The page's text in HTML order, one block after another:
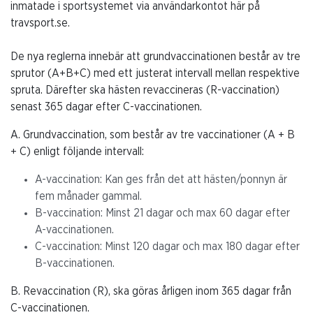
inmatade i sportsystemet via användarkontot här på
travsport.se.
De nya reglerna innebär att grundvaccinationen består av tre
sprutor (A+B+C) med ett justerat intervall mellan respektive
spruta. Därefter ska hästen revaccineras (R-vaccination)
senast 365 dagar efter C-vaccinationen.
A. Grundvaccination, som består av tre vaccinationer (A + B
+ C) enligt följande intervall:
A-vaccination: Kan ges från det att hästen/ponnyn är
fem månader gammal.
B-vaccination: Minst 21 dagar och max 60 dagar efter
A-vaccinationen.
C-vaccination: Minst 120 dagar och max 180 dagar efter
B-vaccinationen.
B. Revaccination (R), ska göras årligen inom 365 dagar från
C-vaccinationen.